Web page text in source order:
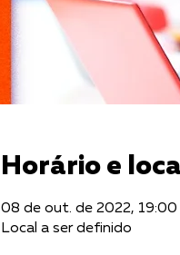
Horário e
08 de out. de 2022, 19:00
Local a ser definido